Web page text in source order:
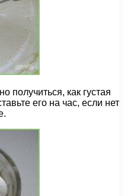
получиться, как густая
его на час, если нет